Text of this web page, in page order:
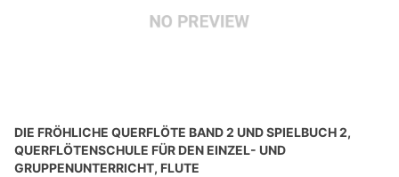
DIE FRÖHLICHE QUERFLÖTE BAND 2 UND SPIELBUCH 2,
QUERFLÖTENSCHULE FÜR DEN EINZEL- UND
GRUPPENUNTERRICHT, FLUTE